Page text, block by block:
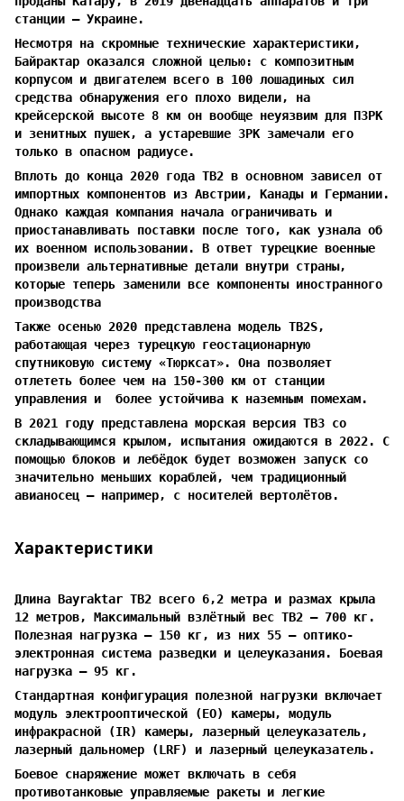
станции — Украине.
Несмотря на скромные технические характеристики,
Байрактар оказался сложной целью: с композитным
корпусом и двигателем всего в 100 лошадиных сил
средства обнаружения его плохо видели, на
крейсерской высоте 8 км он вообще неуязвим для ПЗРК
и зенитных пушек, а устаревшие ЗРК замечали его
только в опасном радиусе.
Вплоть до конца 2020 года TB2 в основном зависел от
импортных компонентов из Австрии, Канады и Германии.
Однако каждая компания начала ограничивать и
приостанавливать поставки после того, как узнала об
их военном использовании. В ответ турецкие военные
произвели альтернативные детали внутри страны,
которые теперь заменили все компоненты иностранного
производства
Также осенью 2020 представлена модель TB2S,
работающая через турецкую геостационарную
спутниковую систему «Тюрксат». Она позволяет
отлететь более чем на 150-300 км от станции
управления и более устойчива к наземным помехам.
В 2021 году представлена морская версия TB3 со
складывающимся крылом, испытания ожидаются в 2022. С
помощью блоков и лебёдок будет возможен запуск со
значительно меньших кораблей, чем традиционный
авианосец — например, с носителей вертолётов.
Характеристики
Длина Bayraktar TB2 всего 6,2 метра и размах крыла
12 метров, Максимальный взлётный вес TB2 — 700 кг.
Полезная нагрузка — 150 кг, из них 55 – оптико-
электронная система разведки и целеуказания. Боевая
нагрузка — 95 кг.
Стандартная конфигурация полезной нагрузки включает
модуль электрооптической (EO) камеры, модуль
инфракрасной (IR) камеры, лазерный целеуказатель,
лазерный дальномер (LRF) и лазерный целеуказатель.
Боевое снаряжение может включать в себя
противотанковые управляемые ракеты и легкие